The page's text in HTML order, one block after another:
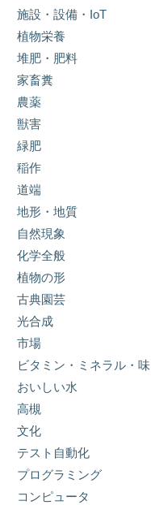
施設・設備・IoT
植物栄養
堆肥・肥料
家畜糞
農薬
獣害
緑肥
稲作
道端
地形・地質
自然現象
化学全般
植物の形
古典園芸
光合成
市場
ビタミン・ミネラル・味
おいしい水
高槻
文化
テスト自動化
プログラミング
コンピュータ